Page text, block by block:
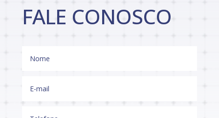
FALE CONOSCO